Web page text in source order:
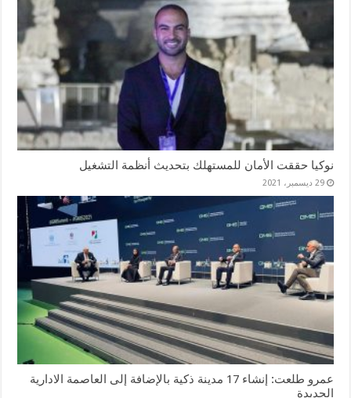
نوكيا حققت الأمان للمستهلك بتحديث أنظمة التشغيل
29 ديسمبر، 2021
عمرو طلعت: إنشاء 17 مدينة ذكية بالإضافة إلى العاصمة الادارية
الجديدة